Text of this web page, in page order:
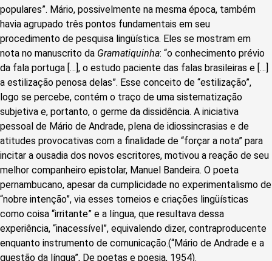
populares”. Mário, possivelmente na mesma época, também
havia agrupado três pontos fundamentais em seu
procedimento de pesquisa lingüística. Eles se mostram em
nota no manuscrito da Gramatiquinha: “o conhecimento prévio
da fala portuga […], o estudo paciente das falas brasileiras e […]
a estilização penosa delas”. Esse conceito de “estilização”,
logo se percebe, contém o traço de uma sistematização
subjetiva e, portanto, o germe da dissidência. A iniciativa
pessoal de Mário de Andrade, plena de idiossincrasias e de
atitudes provocativas com a finalidade de “forçar a nota” para
incitar a ousadia dos novos escritores, motivou a reação de seu
melhor companheiro epistolar, Manuel Bandeira. O poeta
pernambucano, apesar da cumplicidade no experimentalismo de
“nobre intenção”, via esses torneios e criações lingüísticas
como coisa “irritante” e a língua, que resultava dessa
experiência, “inacessível”, equivalendo dizer, contraproducente
enquanto instrumento de comunicação.(“Mário de Andrade e a
questão da língua”, De poetas e poesia, 1954).